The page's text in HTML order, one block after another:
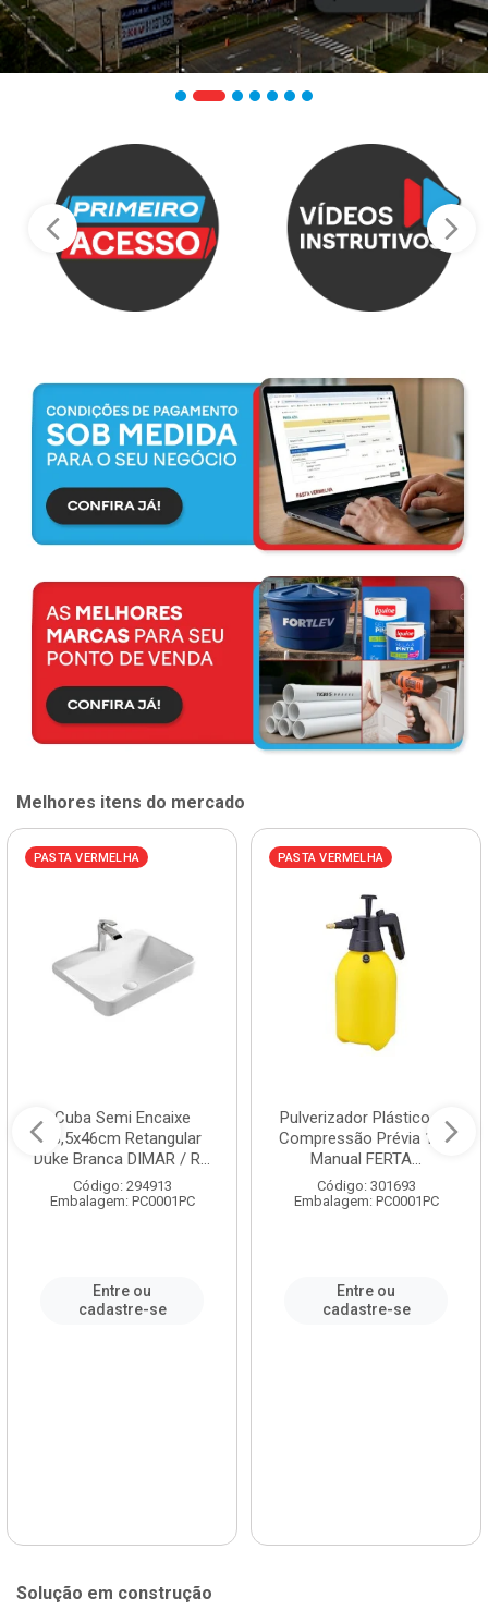
Melhores itens do mercado
PASTA VERMELHA
Cuba Semi Encaixe
58,5x46cm Retangular
Duke Branca DIMAR / R...
Código: 294913
Embalagem: PC0001PC
Entre ou
cadastre-se
PASTA VERMELHA
Pulverizador Plástico de
Compressão Prévia 1,5L
Manual FERTA...
Código: 301693
Embalagem: PC0001PC
Entre ou
cadastre-se
Solução em construção